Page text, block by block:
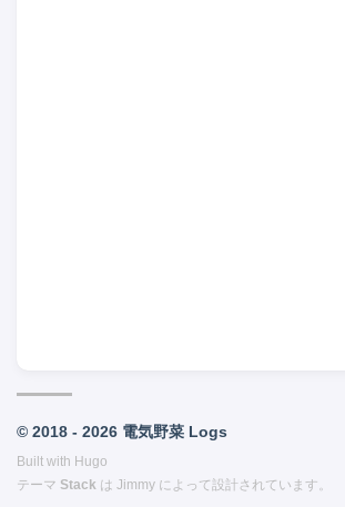
© 2018 - 2026 電気野菜 Logs
Built with Hugo
テーマ Stack は Jimmy によって設計されています。